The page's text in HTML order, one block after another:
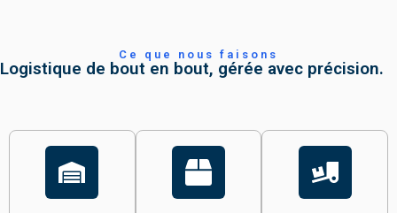
Ce que nous faisons
Logistique de bout en bout, gérée avec précision.